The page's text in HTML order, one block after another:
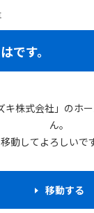
です。
キ株式会社」のホ
ん。
移動してよろしいで
移動する